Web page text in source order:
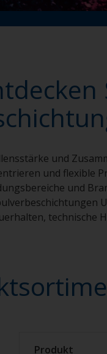
und
und flexible
und
technische
Produkt